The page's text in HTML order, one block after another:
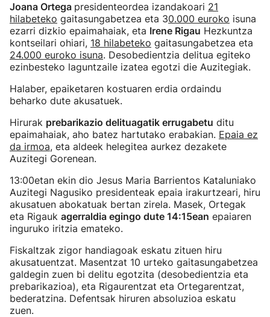
Joana Ortega presidenteordea izandakoari 21
hilabeteko gaitasungabetzea eta 30.000 euroko isuna
ezarri dizkio epaimahaiak, eta Irene Rigau Hezkuntza
kontseilari ohiari, 18 hilabeteko gaitasungabetzea eta
24.000 euroko isuna. Desobedientzia delitua egiteko
ezinbesteko laguntzaile izatea egotzi die Auzitegiak.
Halaber, epaiketaren kostuaren erdia ordaindu
beharko dute akusatuek.
Hirurak prebarikazio delituagatik errugabetu ditu
epaimahaiak, aho batez hartutako erabakian. Epaia ez
da irmoa, eta aldeek helegitea aurkez dezakete
Auzitegi Gorenean.
13:00etan ekin dio Jesus Maria Barrientos Kataluniako
Auzitegi Nagusiko presidenteak epaia irakurtzeari, hiru
akusatuen abokatuak bertan zirela. Masek, Ortegak
eta Rigauk agerraldia egingo dute 14:15ean epaiaren
inguruko iritzia emateko.
Fiskaltzak zigor handiagoak eskatu zituen hiru
akusatuentzat. Masentzat 10 urteko gaitasungabetzea
galdegin zuen bi delitu egotzita (desobedientzia eta
prebarikazioa), eta Rigaurentzat eta Ortegarentzat,
bederatzina. Defentsak hiruren absoluzioa eskatu
zuen.